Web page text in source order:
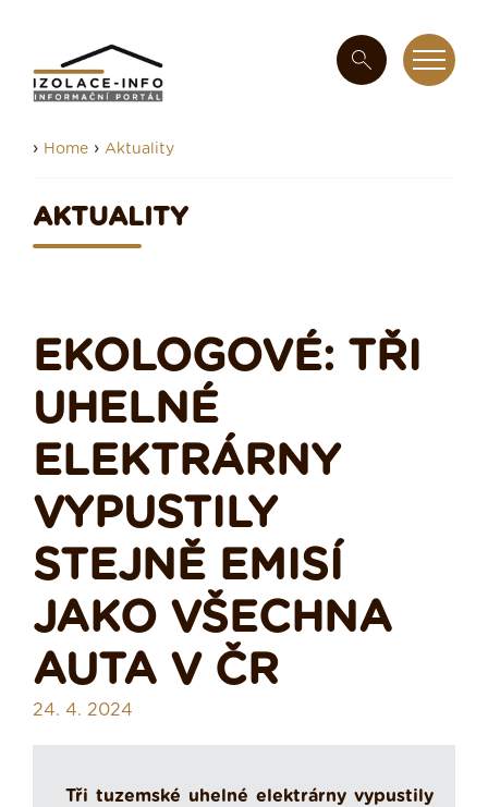
› Home › Aktuality
AKTUALITY
EKOLOGOVÉ: TŘI
UHELNÉ
ELEKTRÁRNY
VYPUSTILY
STEJNĚ EMISÍ
JAKO VŠECHNA
AUTA V ČR
24. 4. 2024
Tři tuzemské uhelné elektrárny vypustily